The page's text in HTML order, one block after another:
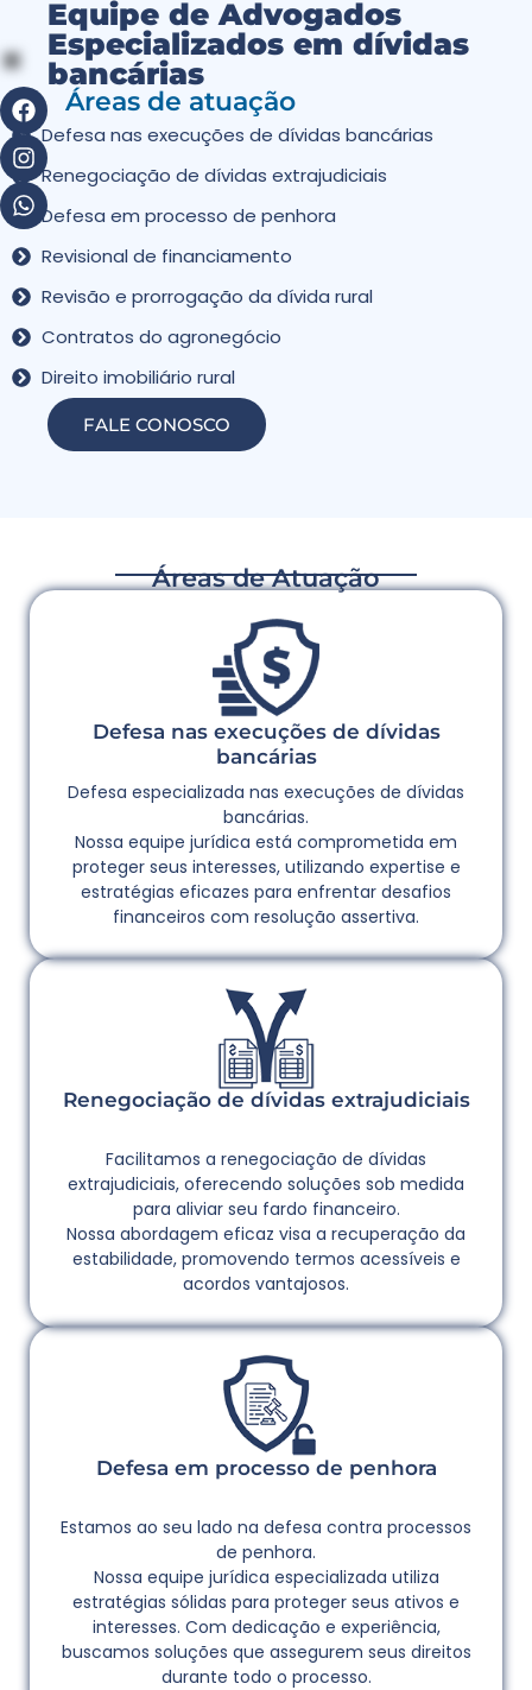
Equipe de Advogados
Especializados em dívidas
bancárias
Áreas de atuação
Defesa nas execuções de dívidas bancárias
Renegociação de dívidas extrajudiciais
Defesa em processo de penhora
Revisional de financiamento
Revisão e prorrogação da dívida rural
Contratos do agronegócio
Direito imobiliário rural
FALE CONOSCO
Áreas de Atuação
Defesa nas execuções de dívidas
bancárias
Defesa especializada nas execuções de dívidas
bancárias.
Nossa equipe jurídica está comprometida em
proteger seus interesses, utilizando expertise e
estratégias eficazes para enfrentar desafios
financeiros com resolução assertiva.
Renegociação de dívidas extrajudiciais
Facilitamos a renegociação de dívidas
extrajudiciais, oferecendo soluções sob medida
para aliviar seu fardo financeiro.
Nossa abordagem eficaz visa a recuperação da
estabilidade, promovendo termos acessíveis e
acordos vantajosos.
Defesa em processo de penhora
Estamos ao seu lado na defesa contra processos
de penhora.
Nossa equipe jurídica especializada utiliza
estratégias sólidas para proteger seus ativos e
interesses. Com dedicação e experiência,
buscamos soluções que assegurem seus direitos
durante todo o processo.